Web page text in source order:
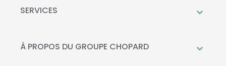
Kia
Peugeot 208
SERVICES
Livraison à domicile
À PROPOS DU GROUPE CHOPARD